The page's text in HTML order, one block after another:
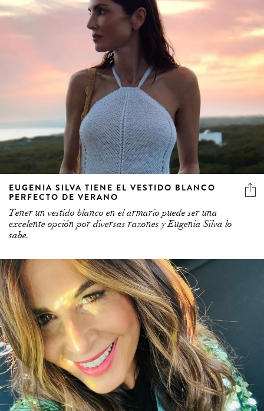
EUGENIA SILVA TIENE EL VESTIDO BLANCO
PERFECTO DE VERANO
Tener un vestido blanco en el armario puede ser una
excelente opción por diversas razones y Eugenia Silva lo
sabe.